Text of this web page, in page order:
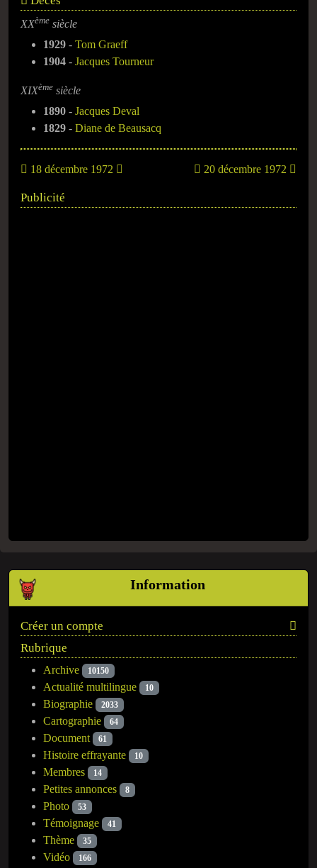
Information
Créer un compte
Rubrique
Archive 10150
Actualité multilingue 10
Biographie 2033
Cartographie 64
Document 61
Histoire effrayante 10
Membres 14
Petites annonces 8
Photo 53
Témoignage 41
Thème 35
Vidéo 166
XXème siècle
1929 - Tom Graeff
1904 - Jacques Tourneur
XIXème siècle
1890 - Jacques Deval
1829 - Diane de Beausacq
18 décembre 1972 20 décembre 1972
Publicité